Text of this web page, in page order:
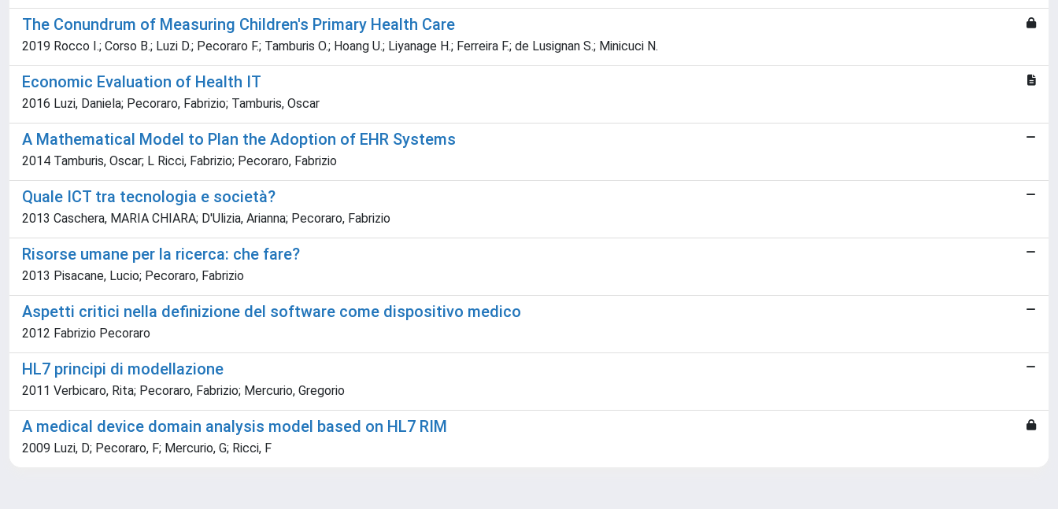
The Conundrum of Measuring Children's Primary Health Care
2019 Rocco I.; Corso B.; Luzi D.; Pecoraro F.; Tamburis O.; Hoang U.; Liyanage H.; Ferreira F.; de Lusignan S.; Minicuci N.
Economic Evaluation of Health IT
2016 Luzi, Daniela; Pecoraro, Fabrizio; Tamburis, Oscar
A Mathematical Model to Plan the Adoption of EHR Systems
2014 Tamburis, Oscar; L Ricci, Fabrizio; Pecoraro, Fabrizio
Quale ICT tra tecnologia e società?
2013 Caschera, MARIA CHIARA; D'Ulizia, Arianna; Pecoraro, Fabrizio
Risorse umane per la ricerca: che fare?
2013 Pisacane, Lucio; Pecoraro, Fabrizio
Aspetti critici nella definizione del software come dispositivo medico
2012 Fabrizio Pecoraro
HL7 principi di modellazione
2011 Verbicaro, Rita; Pecoraro, Fabrizio; Mercurio, Gregorio
A medical device domain analysis model based on HL7 RIM
2009 Luzi, D; Pecoraro, F; Mercurio, G; Ricci, F